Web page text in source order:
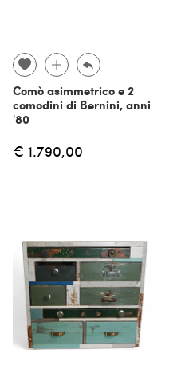
Comò asimmetrico e 2
comodini di Bernini, anni
'80
€ 1.790,00